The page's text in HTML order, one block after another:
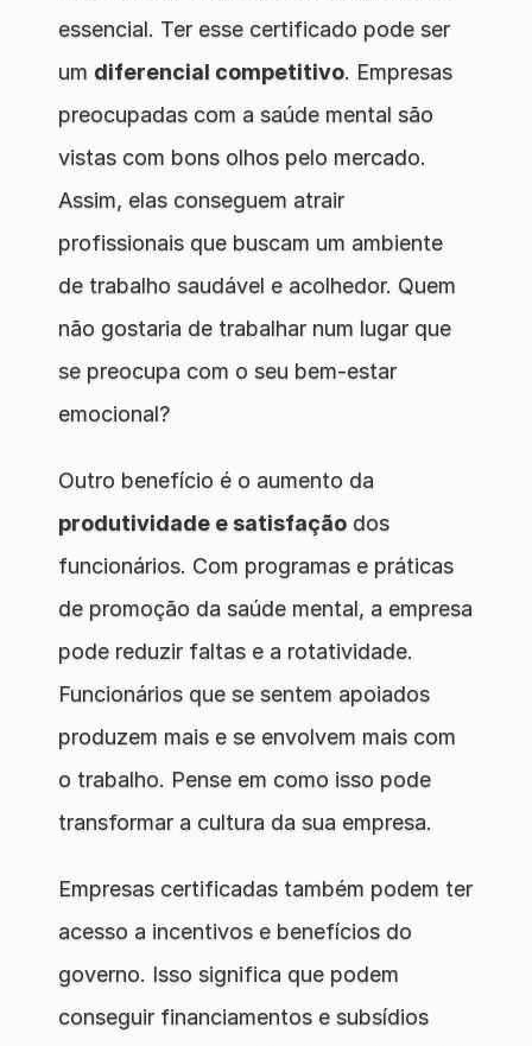
essencial. Ter esse certificado pode ser
um diferencial competitivo. Empresas
preocupadas com a saúde mental são
vistas com bons olhos pelo mercado.
Assim, elas conseguem atrair
profissionais que buscam um ambiente
de trabalho saudável e acolhedor. Quem
não gostaria de trabalhar num lugar que
se preocupa com o seu bem-estar
emocional?
produtividade e satisfação dos
funcionários. Com programas e práticas
de promoção da saúde mental, a empresa
pode reduzir faltas e a rotatividade.
Funcionários que se sentem apoiados
produzem mais e se envolvem mais com
o trabalho. Pense em como isso pode
transformar a cultura da sua empresa.
Empresas certificadas também podem ter
acesso a incentivos e benefícios do
governo. Isso significa que podem
conseguir financiamentos e subsídios